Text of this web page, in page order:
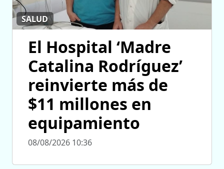
SALUD
El Hospital ‘Madre
Catalina Rodríguez’
reinvierte más de
$11 millones en
equipamiento
08/08/2026 10:36